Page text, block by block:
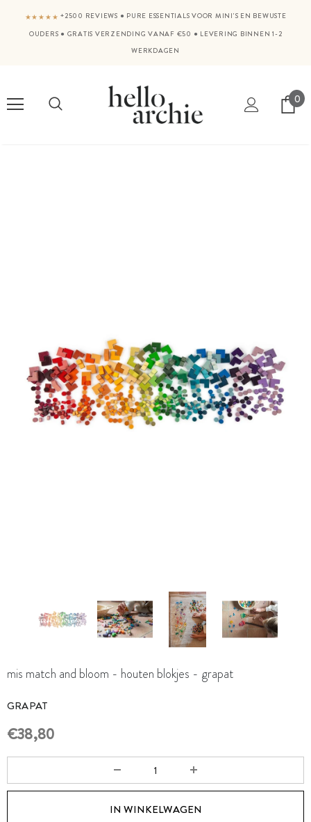
★★★★★ +2500 REVIEWS ● PURE ESSENTIALS VOOR MINI'S EN BEWUSTE
OUDERS ● GRATIS VERZENDING VANAF €50 ● LEVERING BINNEN 1-2
WERKDAGEN
0
mis match and bloom - houten blokjes - grapat
GRAPAT
€38,80